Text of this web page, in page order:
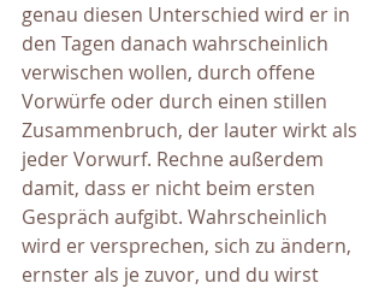
genau diesen Unterschied wird er in
den Tagen danach wahrscheinlich
verwischen wollen, durch offene
Vorwürfe oder durch einen stillen
Zusammenbruch, der lauter wirkt als
jeder Vorwurf. Rechne außerdem
damit, dass er nicht beim ersten
Gespräch aufgibt. Wahrscheinlich
wird er versprechen, sich zu ändern,
ernster als je zuvor, und du wirst